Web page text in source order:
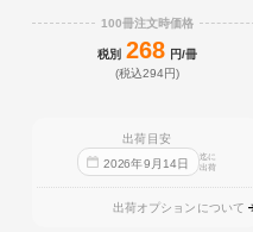
100冊注文時価格
税別 268 円/冊
(税込294円)
出荷目安
2026年9 月 14日
迄に
出荷
出荷オプションについて